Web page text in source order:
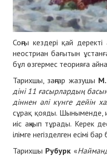
Соңғы кездері қай
неостриан бағытын
бұл өзгермес теорияға
Тарихшы, заңғар жазушы
діні 11 ғасырлардың
діннен әлі күнге дейін
сұрақ қояды. Шыныменде,
иіс аңқып тұрады. Керек
ілімге негізделген есімі
Тарихшы Рубурк «